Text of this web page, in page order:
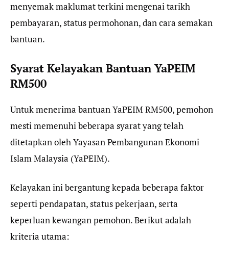
menyemak maklumat terkini mengenai tarikh
pembayaran, status permohonan, dan cara semakan
bantuan.
Syarat Kelayakan Bantuan YaPEIM
RM500
Untuk menerima bantuan YaPEIM RM500, pemohon
mesti memenuhi beberapa syarat yang telah
ditetapkan oleh Yayasan Pembangunan Ekonomi
Islam Malaysia (YaPEIM).
Kelayakan ini bergantung kepada beberapa faktor
seperti pendapatan, status pekerjaan, serta
keperluan kewangan pemohon. Berikut adalah
kriteria utama: